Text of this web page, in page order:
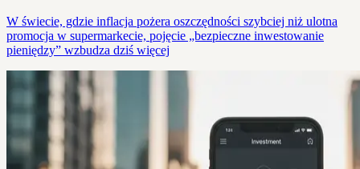
W świecie, gdzie inflacja pożera oszczędności szybciej niż ulotna
promocja w supermarkecie, pojęcie „bezpieczne inwestowanie
pieniędzy” wzbudza dziś więcej